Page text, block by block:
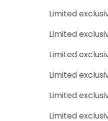
Limited
Limited
Limited
Limited
Limited
Limited